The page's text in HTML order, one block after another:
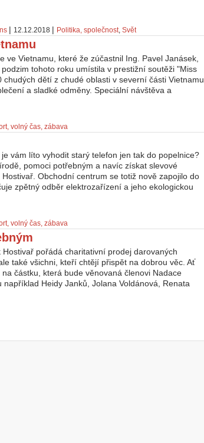
| 12.12.2018 | Politika, společnost, Svět
ve Vietnamu, které že zúčastnil Ing. Pavel Janásek,
tohoto roku umístila v prestižní soutěži "Miss
dětí z chudé oblasti v severní části Vietnamu
a sladké odměny. Speciální návštěva a
volný čas, zábava
vám líto vyhodit starý telefon jen tak do popelnice?
pomoci potřebným a navíc získat slevové
Obchodní centrum se totiž nově zapojilo do
zpětný odběr elektrozařízení a jeho ekologickou
volný čas, zábava
pořádá charitativní prodej darovaných
také všichni, kteří chtějí přispět na dobrou věc. Ať
částku, která bude věnovaná členovi Nadace
Heidy Janků, Jolana Voldánová, Renata